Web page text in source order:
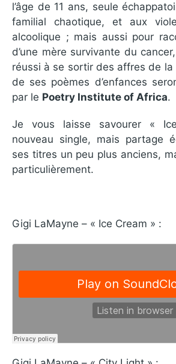
l’âge de 11 ans, seule
familial chaotique, et aux
alcoolique ; mais aussi pour
d’une mère survivante du
réussi à se sortir des affres de la
de ses poèmes d’enfances
par le Poetry Institute of Africa.
Je vous laisse savourer «
nouveau single, mais partage
ses titres un peu plus anciens,
particulièrement.
Gigi LaMayne – « Ice Cream » :